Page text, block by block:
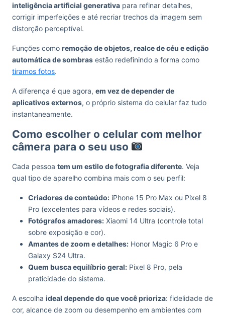
inteligência artificial generativa para refinar detalhes,
corrigir imperfeições e até recriar trechos da imagem sem
distorção perceptível.
Funções como remoção de objetos, realce de céu e edição
automática de sombras estão redefinindo a forma como
tiramos fotos.
A diferença é que agora, em vez de depender de
aplicativos externos, o próprio sistema do celular faz tudo
instantaneamente.
Como escolher o celular com melhor
câmera para o seu uso
Cada pessoa tem um estilo de fotografia diferente. Veja
qual tipo de aparelho combina mais com o seu perfil:
Criadores de conteúdo: iPhone 15 Pro Max ou Pixel 8
Pro (excelentes para vídeos e redes sociais).
Fotógrafos amadores: Xiaomi 14 Ultra (controle total
sobre exposição e cor).
Amantes de zoom e detalhes: Honor Magic 6 Pro e
Galaxy S24 Ultra.
Quem busca equilíbrio geral: Pixel 8 Pro, pela
praticidade do sistema.
A escolha ideal depende do que você prioriza: fidelidade de
cor, alcance de zoom ou desempenho em ambientes com